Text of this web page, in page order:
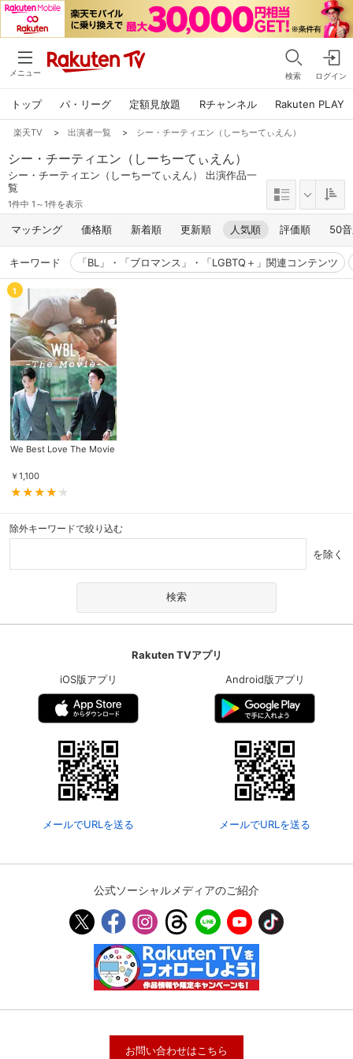
メニュー 検索 ログイン
トップ パ・リーグ 定額見放題 Rチャンネル Rakuten PLAY
楽天TV > 出演者一覧 > シー・チーティエン（しーちーてぃえん）
シー・チーティエン（しーちーてぃえん）
シー・チーティエン（しーちーてぃえん） 出演作品一
覧
1件中 1～1件を表示
マッチング 価格順 新着順 更新順 人気順 評価順 50
キーワード 「BL」・「ブロマンス」・「LGBTQ＋」関連コンテンツ
1
We Best Love The Movie
￥1,100
除外キーワードで絞り込む
を除く
Rakuten TVアプリ
iOS版アプリ
メールでURLを送る
Android版アプリ
メールでURLを送る
公式ソーシャルメディアのご紹介
お問い合わせはこちら